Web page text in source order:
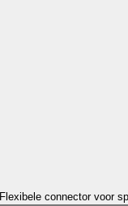
Flexibele connector voor